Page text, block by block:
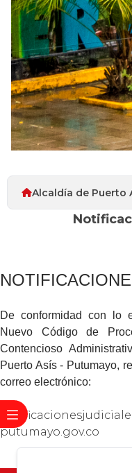
Alcaldía de Puerto
De conformidad con lo
Nuevo Código de
Contencioso
Puerto Asís - Putumayo,
correo electrónico:
putumayo.gov.co​​